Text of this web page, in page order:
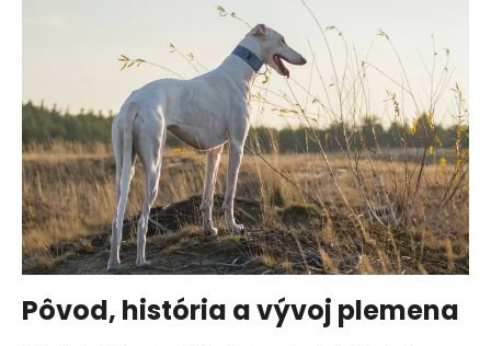
Pôvod, história a vývoj plemena
a
m
e